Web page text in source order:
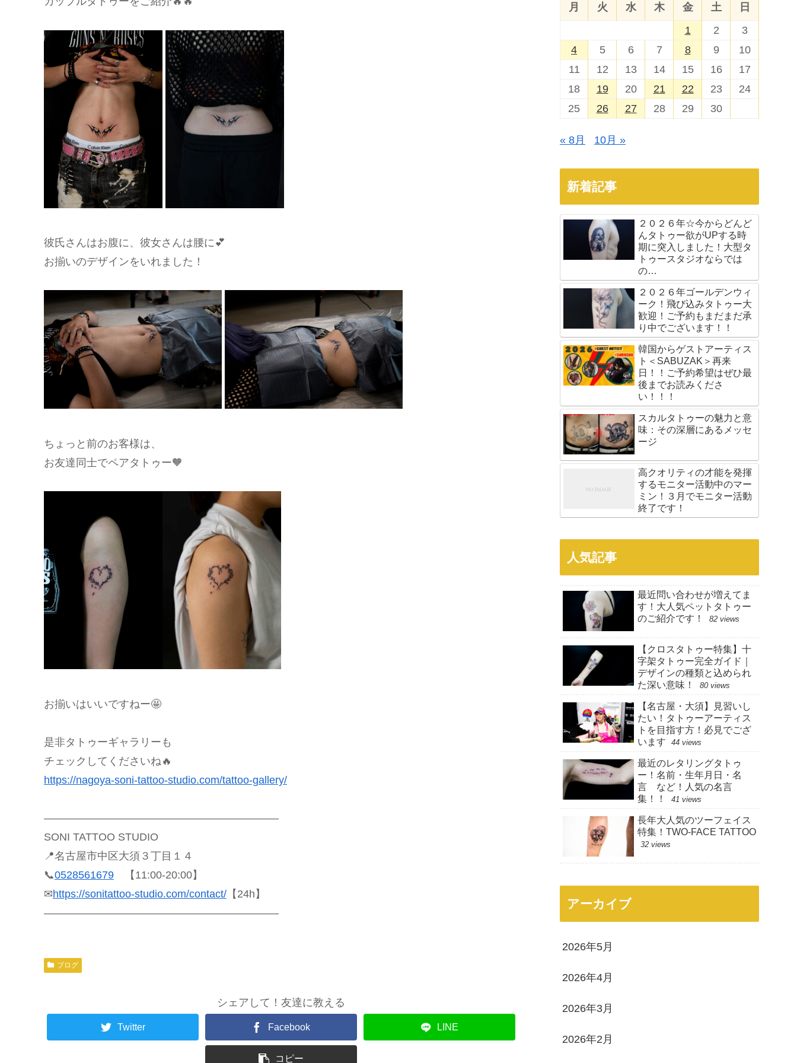
彼氏さんはお腹に、彼女さんは腰に💕
お揃いのデザインをいれました！
ちょっと前のお客様は、
お友達同士でペアタトゥー🧡
お揃いはいいですねー🤩
是非タトゥーギャラリーも
チェックしてくださいね🔥
https://nagoya-soni-tattoo-studio.com/tattoo-gallery/
――――――――――――――――――――――
SONI TATTOO STUDIO
📍名古屋市中区大須３丁目１４
📞0528561679 【11:00‐20:00】
✉https://sonitattoo-studio.com/contact/ 【24h】
――――――――――――――――――――――
ブログ
シェアして！友達に教える
Twitter Facebook LINE
コピー
月 火 水 木 金 土
日
1
2
3
4
5 6 7 8 9
10
11
12 13 14 15 16
17
18
19 20 21 22 23
24
25
26 27 28 29 30
« 8月 10月 »
新着記事
２０２６年☆今からどんど
んタトゥー欲がUPする時
期に突入しました！大型タ
トゥースタジオならでは
の…
２０２６年ゴールデンウィ
ーク！飛び込みタトゥー大
歓迎！ご予約もまだまだ承
り中でございます！！
韓国からゲストアーティス
ト＜SABUZAK＞再来
日！！ご予約希望はぜひ最
後までお読みくださ
い！！！
スカルタトゥーの魅力と意
味：その深層にあるメッセ
ージ
高クオリティの才能を発揮
するモニター活動中のマー
ミン！３月でモニター活動
終了です！
人気記事
最近問い合わせが増えてま
す！大人気ペットタトゥー
のご紹介です！
82 views
【クロスタトゥー特集】十
字架タトゥー完全ガイド｜
デザインの種類と込められ
た深い意味！
80 views
【名古屋・大須】見習いし
たい！タトゥーアーティス
トを目指す方！必見でござ
います
44 views
最近のレタリングタトゥ
ー！名前・生年月日・名
言 など！人気の名言
集！！
41 views
長年大人気のツーフェイス
特集！TWO-FACE TATTOO
32 views
アーカイブ
2026年5月
2026年4月
2026年3月
2026年2月